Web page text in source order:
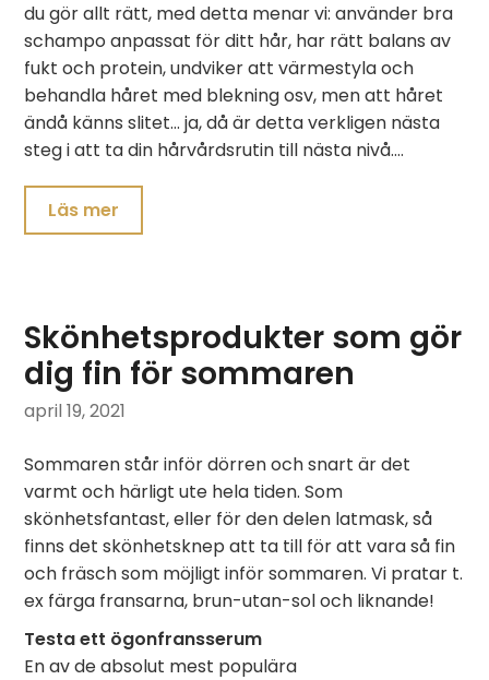
du gör allt rätt, med detta menar vi: använder bra
schampo anpassat för ditt hår, har rätt balans av
fukt och protein, undviker att värmestyla och
behandla håret med blekning osv, men att håret
ändå känns slitet… ja, då är detta verkligen nästa
steg i att ta din hårvårdsrutin till nästa nivå.…
Läs mer
Skönhetsprodukter som gör
dig fin för sommaren
april 19, 2021
Sommaren står inför dörren och snart är det
varmt och härligt ute hela tiden. Som
skönhetsfantast, eller för den delen latmask, så
finns det skönhetsknep att ta till för att vara så fin
och fräsch som möjligt inför sommaren. Vi pratar t.
ex färga fransarna, brun-utan-sol och liknande!
Testa ett ögonfransserum
En av de absolut mest populära